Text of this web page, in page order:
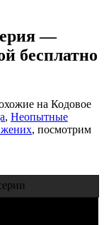
—
бесплатно
на Кодовое
, Неопытные
, посмотрим